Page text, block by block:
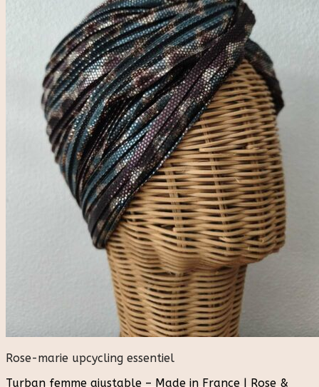
Rose-marie upcycling essentiel
Turban femme ajustable – Made in France | Rose &